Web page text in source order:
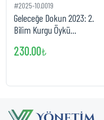
#2025-10.0019
Geleceğe Dokun 2023: 2.
Bilim Kurgu Öykü
230.00₺